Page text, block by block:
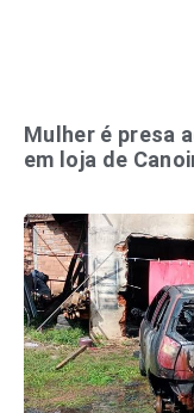
Mulher é presa
em loja de